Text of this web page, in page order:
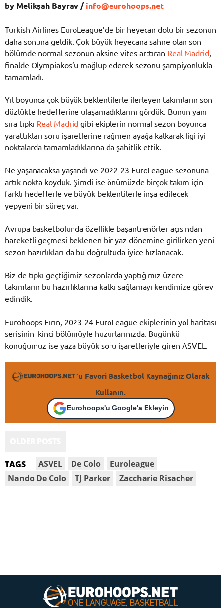
by Melikşah Bayrav /info@eurohoops.net
Turkish Airlines EuroLeague’de bir heyecan dolu bir sezonun
daha sonuna geldik. Çok büyük heyecana sahne olan son
bölümde normal sezonun aksine vites arttıran Real Madrid
finalde Olympiakos’u mağlup ederek sezonu şampiyonlukla
tamamladı.
Yıl boyunca çok büyük beklentilerle ilerleyen takımların son
düzlükte hedeflerine ulaşamadıklarını gördük. Bunun yanı
sıra tıpkı Real Madrid gibi ekiplerin normal sezon boyunca
yarattıkları soru işaretlerine rağmen ayağa kalkarak ligi iyi
noktalarda tamamladıklarına da şahitlik ettik.
Ne yaşanacaksa yaşandı ve 2022-23 EuroLeague sezonuna
artık nokta koyduk. Şimdi ise önümüzde birçok takım için
farklı hedeflerle ve büyük beklentilerle inşa edilecek
yepyeni bir süreç var.
Avrupa basketbolunda özellikle başantrenörler açısından
hareketli geçmesi beklenen bir yaz dönemine girilirken yeni
sezon hazırlıkları da bu doğrultuda iyice hızlanacak.
Biz de tıpkı geçtiğimiz sezonlarda yaptığımız üzere
takımların bu hazırlıklarına katkı sağlamayı kendimize görev
edindik.
Eurohoops Fırın, 2023-24 EuroLeague ekiplerinin yol haritası
serisinin ikinci bölümüyle huzurlarınızda. Bugünkü
konuğumuz ise yaza büyük soru işaretleriyle giren ASVEL.
'u Favori Basketbol Kaynağınız Olarak
Kullanın.
Eurohoops'u Google'a Ekleyin
TAGS ASVEL De Colo
Euroleague
Nando De Colo
TJ Parker Zaccharie Risacher